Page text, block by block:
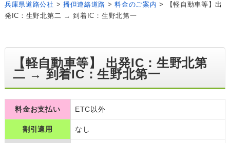
兵庫県道路公社 > 播但連絡道路 >料金のご案内 >
【軽自動車等】出
発IC：生野北第二 → 到着IC：生野北第一
【軽自動車等】 出発IC：生野北第
二 → 到着IC：生野北第一
料金お支払い ETC以外
割引適用 なし